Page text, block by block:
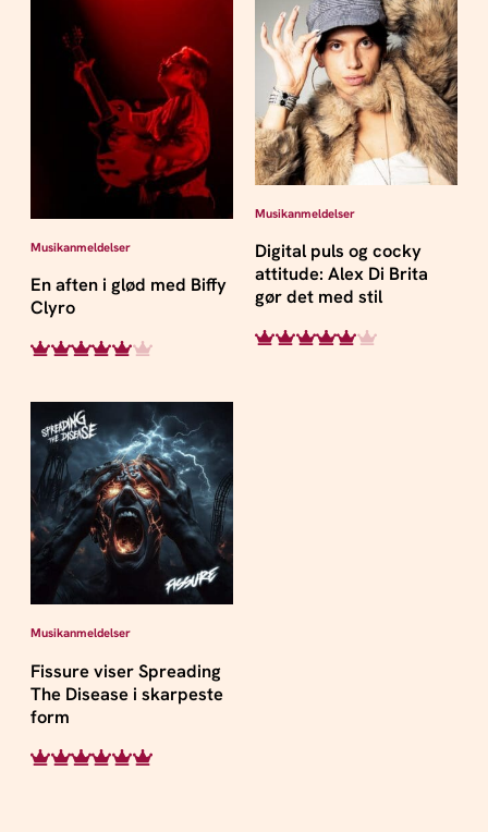
Musikanmeldelser
En aften i glød med Biffy
Clyro
Musikanmeldelser
Digital puls og cocky
attitude: Alex Di Brita
gør det med stil
Musikanmeldelser
Fissure viser Spreading
The Disease i skarpeste
form